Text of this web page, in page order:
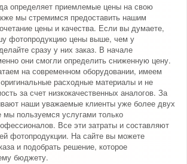
определяет приемлемые цены на свою
мы стремимся предоставить нашим
цены и качества. Если вы думаете,
фотопродукцию цены выше, чем у
сразу у них заказ. В начале
они смогли определить сниженную цену.
на современном оборудовании, имеем
расходные материалы и не
за счет низкокачественных аналогов. За
наши уважаемые клиенты уже более двух
мы пользуемся услугами только
Все эти затраты и составляют
фотопродукции. На сайте вы можете
и подобрать решение, которое
бюджету.